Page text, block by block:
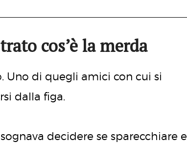
cos’è la merda
Uno di quegli amici con cui si
dalla figa.
decidere se sparecchiare e